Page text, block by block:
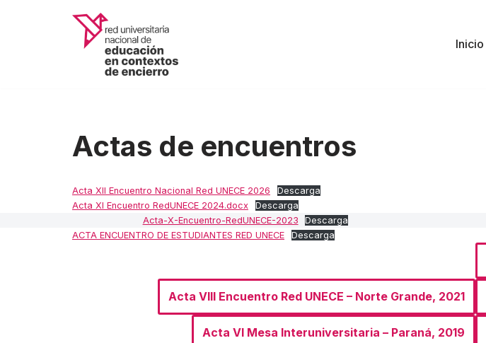
Inicio
Actas de encuentros
Acta XII Encuentro Nacional Red UNECE 2026
Descarga
Acta XI Encuentro RedUNECE 2024.docx
Descarga
Acta-X-Encuentro-RedUNECE-2023
Descarga
ACTA ENCUENTRO DE ESTUDIANTES RED UNECE
Descarga
Acta VIII Encuentro Red UNECE – Norte Grande, 2021
Acta VI Mesa Interuniversitaria – Paraná, 2019